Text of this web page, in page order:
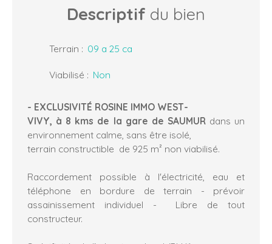
Descriptif du bien
Terrain : 09 a 25 ca
Viabilisé : Non
- EXCLUSIVITÉ ROSINE IMMO WEST-
VIVY, à 8 kms de la gare de SAUMURdans un
environnement calme, sans être isolé,
terrain constructible de 925 m² non viabilisé.
Raccordement possible à l'électricité, eau et
téléphone en bordure de terrain - prévoir
assainissement individuel - Libre de tout
constructeur.